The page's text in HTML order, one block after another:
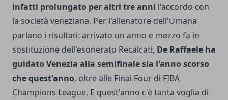
infatti prolungato per altri tre anni l'accordo con
la società veneziana. Per l'allenatore dell'Umana
parlano i risultati: arrivato un anno e mezzo fa in
sostituzione dell'esonerato Recalcati, De Raffaele ha
guidato Venezia alla semifinale sia l'anno scorso
che quest'anno, oltre alle Final Four di FIBA
Champions League. E quest'anno c'è tanta voglia di